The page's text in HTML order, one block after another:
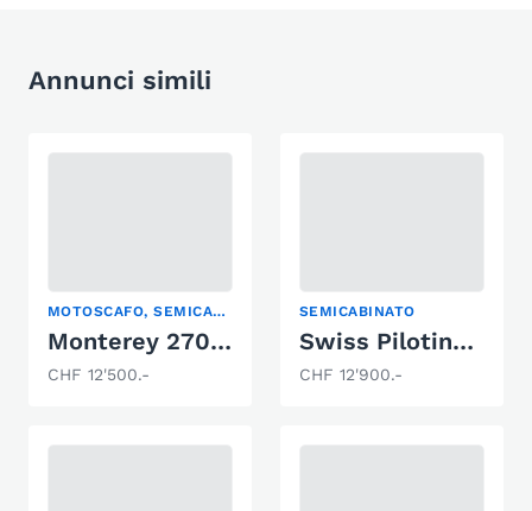
Annunci simili
MOTOSCAFO, SEMICABINATO, YACHT A MOTORE
Monterey 270 Cruiser
CHF 12'500.-
SEMICABINATO
Swiss Pilotina 500
CHF 12'900.-